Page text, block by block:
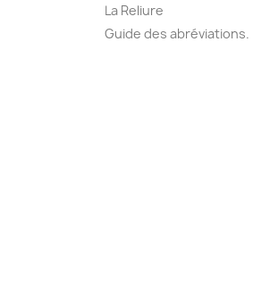
La Reliure
Guide des abréviations.